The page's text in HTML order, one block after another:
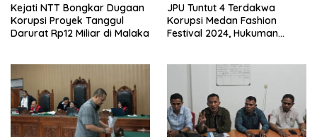
Kejati NTT Bongkar Dugaan
Korupsi Proyek Tanggul
Darurat Rp12 Miliar di Malaka
JPU Tuntut 4 Terdakwa
Korupsi Medan Fashion
Festival 2024, Hukuman